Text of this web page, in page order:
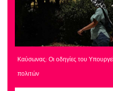
Καύσωνας: Οι οδηγίες του
πολιτών